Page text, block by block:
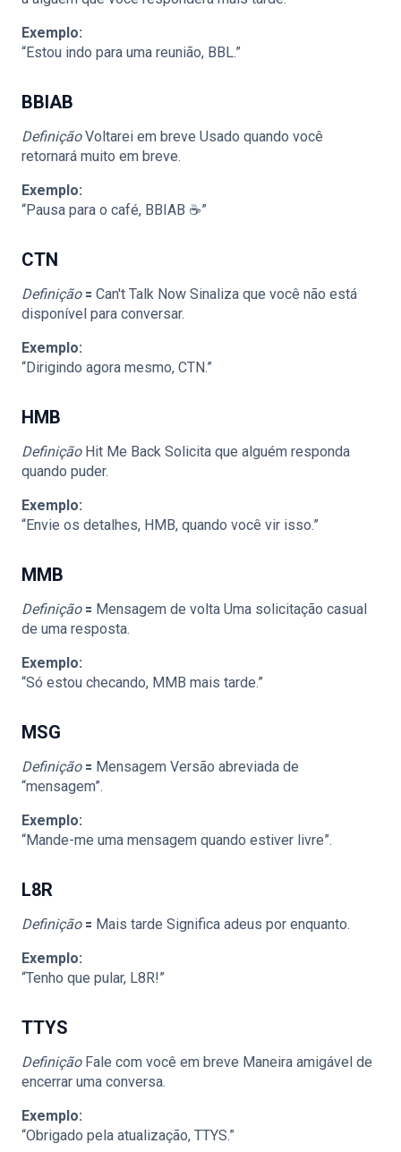
Exemplo:
“Estou indo para uma reunião, BBL.”
BBIAB
DefiniçãoVoltarei em breve Usado quando você
retornará muito em breve.
Exemplo:
“Pausa para o café, BBIAB ☕”
CTN
Definição🟰 Can't Talk Now Sinaliza que você não está
disponível para conversar.
Exemplo:
“Dirigindo agora mesmo, CTN.”
HMB
DefiniçãoHit Me Back Solicita que alguém responda
quando puder.
Exemplo:
“Envie os detalhes, HMB, quando você vir isso.”
MMB
Definição🟰 Mensagem de volta Uma solicitação casual
de uma resposta.
Exemplo:
“Só estou checando, MMB mais tarde.”
MSG
Definição🟰 Mensagem Versão abreviada de
“mensagem”.
Exemplo:
“Mande-me uma mensagem quando estiver livre”.
L8R
Definição🟰 Mais tarde Significa adeus por enquanto.
Exemplo:
“Tenho que pular, L8R!”
TTYS
DefiniçãoFale com você em breve Maneira amigável de
encerrar uma conversa.
Exemplo:
“Obrigado pela atualização, TTYS.”